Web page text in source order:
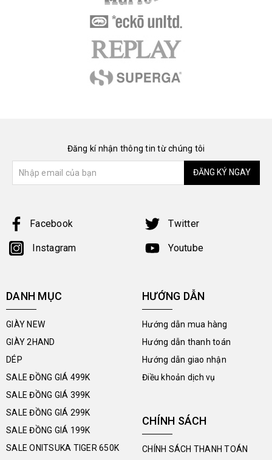
Đăng kí nhận thông tin từ chúng tôi
ĐĂNG KÝ NGAY
Facebook Twitter
Instagram Youtube
DANH MỤC
GIÀY NEW
GIÀY 2HAND
DÉP
SALE ĐỒNG GIÁ 499K
SALE ĐỒNG GIÁ 399K
SALE ĐỒNG GIÁ 299K
SALE ĐỒNG GIÁ 199K
SALE ONITSUKA TIGER 650K
HƯỚNG DẪN
Hướng dẫn mua hàng
Hướng dẫn thanh toán
Hướng dẫn giao nhận
Điều khoản dịch vụ
CHÍNH SÁCH
CHÍNH SÁCH THANH TOÁN